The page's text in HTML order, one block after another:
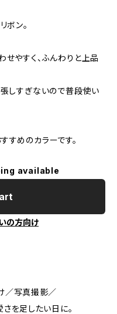
ボン。
やすく、ふんわりと上品
しすぎないので普段使い
めのカラーです。
available
の方向け
／写真撮影／
を足したい日に。